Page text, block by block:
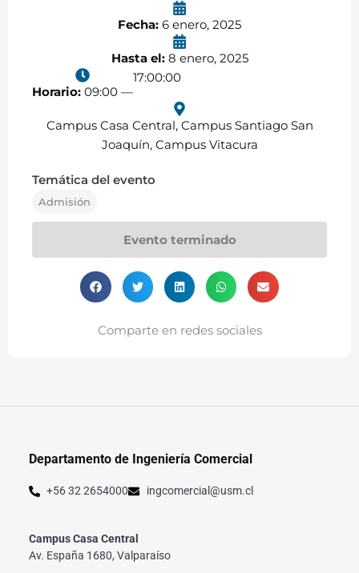
Fecha: 6 enero, 2025
Hasta el: 8 enero, 2025
Horario: 09:00 —
17:00:00
Campus Casa Central, Campus Santiago San
Joaquín, Campus Vitacura
Temática del evento
Admisión
Evento terminado
Comparte en redes sociales
Departamento de Ingeniería Comercial
+56 32 2654000 ingcomercial@usm.cl
Campus Casa Central
Av. España 1680, Valparaíso